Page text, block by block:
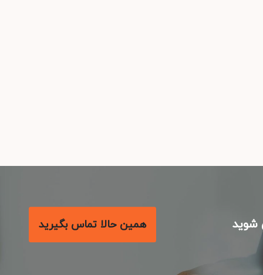
همین حالا تماس بگیرید